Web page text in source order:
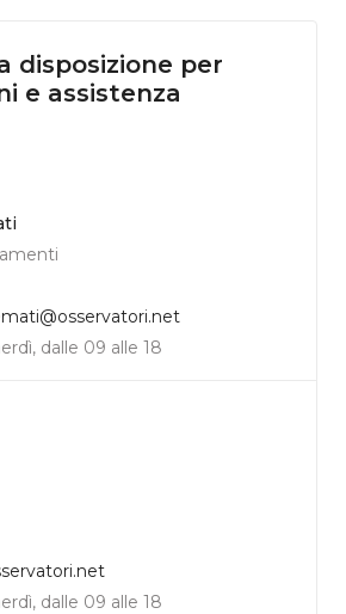
disposizione per
e assistenza
dalle 09 alle 18
dalle 09 alle 18